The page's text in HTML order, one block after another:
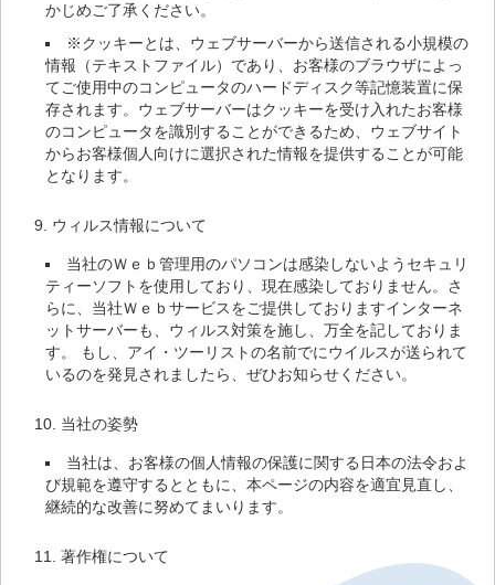
かじめご了承ください。
※クッキーとは、ウェブサーバーから送信される小規模の
情報（テキストファイル）であり、お客様のブラウザによっ
てご使用中のコンピュータのハードディスク等記憶装置に保
存されます。ウェブサーバーはクッキーを受け入れたお客様
のコンピュータを識別することができるため、ウェブサイト
からお客様個人向けに選択された情報を提供することが可能
となります。
ウィルス情報について
当社のＷｅｂ管理用のパソコンは感染しないようセキュリ
ティーソフトを使用しており、現在感染しておりません。さ
らに、当社Ｗｅｂサービスをご提供しておりますインターネ
ットサーバーも、ウィルス対策を施し、万全を記しておりま
す。 もし、アイ・ツーリストの名前でにウイルスが送られて
いるのを発見されましたら、ぜひお知らせください。
当社の姿勢
当社は、お客様の個人情報の保護に関する日本の法令およ
び規範を遵守するとともに、本ページの内容を適宜見直し、
継続的な改善に努めてまいります。
著作権について